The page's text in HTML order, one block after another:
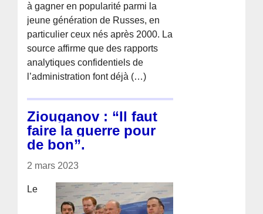
à gagner en popularité parmi la
jeune génération de Russes, en
particulier ceux nés après 2000. La
source affirme que des rapports
analytiques confidentiels de
l’administration font déjà (…)
Ziouganov : “Il faut
faire la guerre pour
de bon”.
2 mars 2023
Le